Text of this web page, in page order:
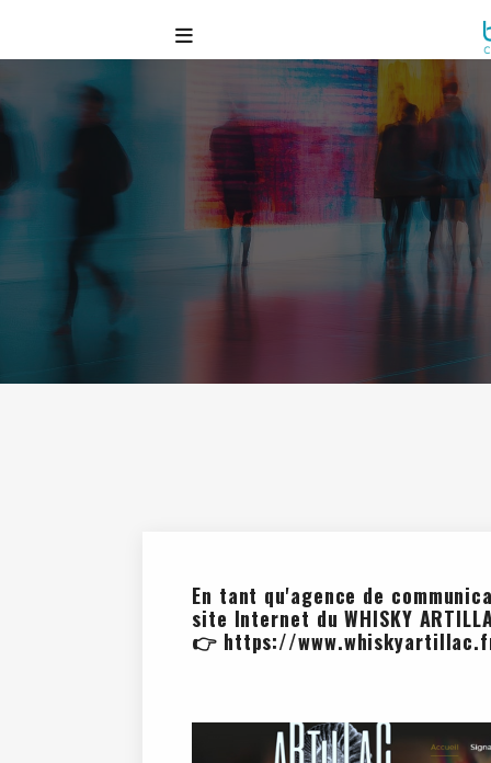
En tant qu'agence de
site Internet du WHISKY
👉 https://